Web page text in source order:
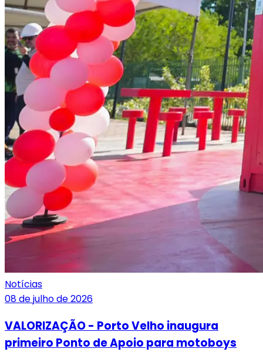
Notícias
08 de julho de 2026
VALORIZAÇÃO - Porto Velho inaugura
primeiro Ponto de Apoio para motoboys